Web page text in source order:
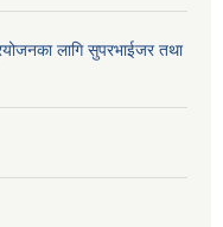
लागि सुपरभाईजर तथा